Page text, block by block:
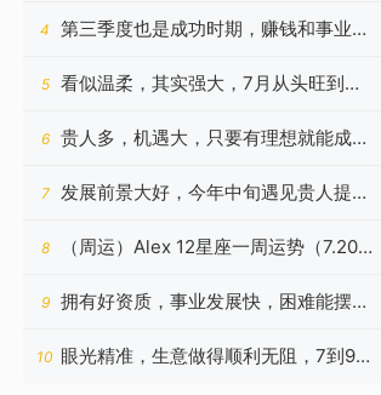
进，事业有大赚的4个生肖
4
第三季度也是成功时期，赚钱和事业相
继开花的四个生肖
5
看似温柔，其实强大，7月从头旺到
尾，赚钱越来越顺手的生肖
6
贵人多，机遇大，只要有理想就能成
功，未来越来越顺的4个星座
7
发展前景大好，今年中旬遇见贵人提
拔，进步飞快的四种星座
8
（周运）Alex 12星座一周运势（7.20
—7.26）
9
拥有好资质，事业发展快，困难能摆
平，8月富裕的四种生肖
10 眼光精准，生意做得顺利无阻，7到9月